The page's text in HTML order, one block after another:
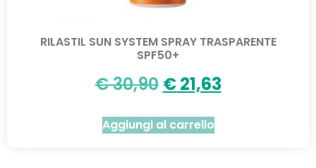
RILASTIL SUN SYSTEM SPRAY TRASPARENTE
SPF50+
€30,90 €21,63
Aggiungi al carrello